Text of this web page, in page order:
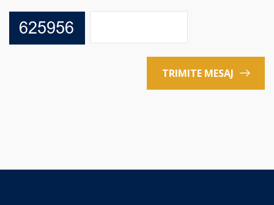
TRIMITE MESAJ